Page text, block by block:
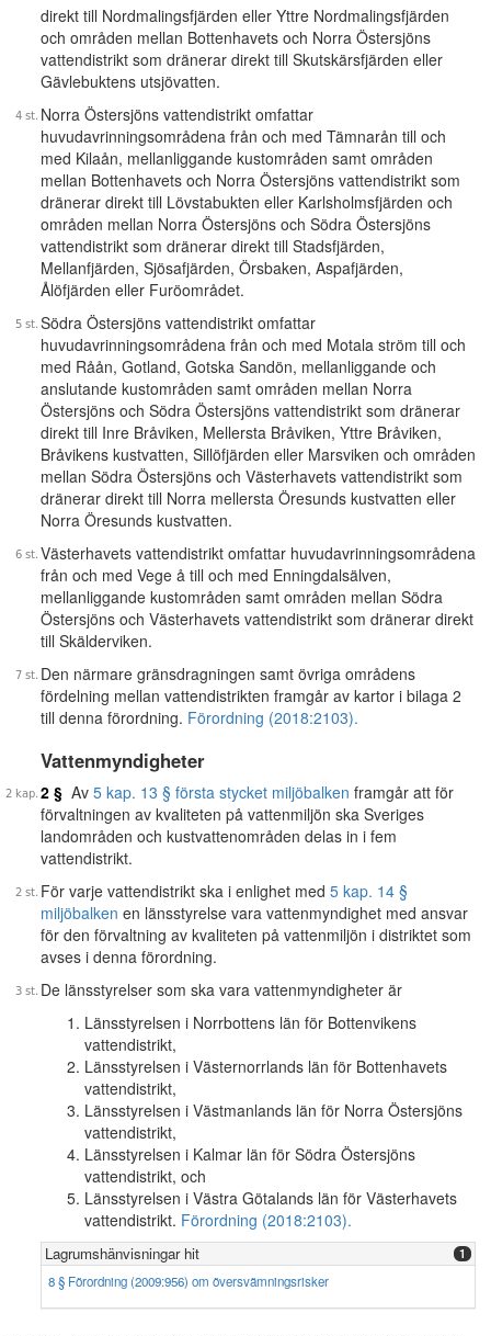
direkt till Nordmalingsfjärden eller Yttre Nordmalingsfjärden
och områden mellan Bottenhavets och Norra Östersjöns
vattendistrikt som dränerar direkt till Skutskärsfjärden eller
Gävlebuktens utsjövatten.
Norra Östersjöns vattendistrikt omfattar
huvudavrinningsområdena från och med Tämnarån till och
med Kilaån, mellanliggande kustområden samt områden
mellan Bottenhavets och Norra Östersjöns vattendistrikt som
dränerar direkt till Lövstabukten eller Karlsholmsfjärden och
områden mellan Norra Östersjöns och Södra Östersjöns
vattendistrikt som dränerar direkt till Stadsfjärden,
Mellanfjärden, Sjösafjärden, Örsbaken, Aspafjärden,
Ålöfjärden eller Furöområdet.
Södra Östersjöns vattendistrikt omfattar
huvudavrinningsområdena från och med Motala ström till och
med Råån, Gotland, Gotska Sandön, mellanliggande och
anslutande kustområden samt områden mellan Norra
Östersjöns och Södra Östersjöns vattendistrikt som dränerar
direkt till Inre Bråviken, Mellersta Bråviken, Yttre Bråviken,
Bråvikens kustvatten, Sillöfjärden eller Marsviken och områden
mellan Södra Östersjöns och Västerhavets vattendistrikt som
dränerar direkt till Norra mellersta Öresunds kustvatten eller
Norra Öresunds kustvatten.
Västerhavets vattendistrikt omfattar huvudavrinningsområdena
från och med Vege å till och med Enningdalsälven,
mellanliggande kustområden samt områden mellan Södra
Östersjöns och Västerhavets vattendistrikt som dränerar direkt
till Skälderviken.
Den närmare gränsdragningen samt övriga områdens
fördelning mellan vattendistrikten framgår av kartor i bilaga 2
till denna förordning. Förordning (2018:2103).
Vattenmyndigheter
2 § Av 5 kap. 13 § första stycket miljöbalken framgår att för
förvaltningen av kvaliteten på vattenmiljön ska Sveriges
landområden och kustvattenområden delas in i fem
vattendistrikt.
För varje vattendistrikt ska i enlighet med 5 kap. 14 §
miljöbalken en länsstyrelse vara vattenmyndighet med ansvar
för den förvaltning av kvaliteten på vattenmiljön i distriktet som
avses i denna förordning.
De länsstyrelser som ska vara vattenmyndigheter är
Länsstyrelsen i Norrbottens län för Bottenvikens
vattendistrikt,
Länsstyrelsen i Västernorrlands län för Bottenhavets
vattendistrikt,
Länsstyrelsen i Västmanlands län för Norra Östersjöns
vattendistrikt,
Länsstyrelsen i Kalmar län för Södra Östersjöns
vattendistrikt, och
Länsstyrelsen i Västra Götalands län för Västerhavets
vattendistrikt. Förordning (2018:2103).
Lagrumshänvisningar hit 1
8 § Förordning (2009:956) om översvämningsrisker